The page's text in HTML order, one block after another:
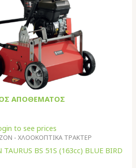
ΑΠΟΘΈΜΑΤΟΣ
to see prices
- ΧΛΟΟΚΟΠΤΙΚΑ ΤΡΑΚΤΕΡ
BS 51S (163cc) BLUE BIRD